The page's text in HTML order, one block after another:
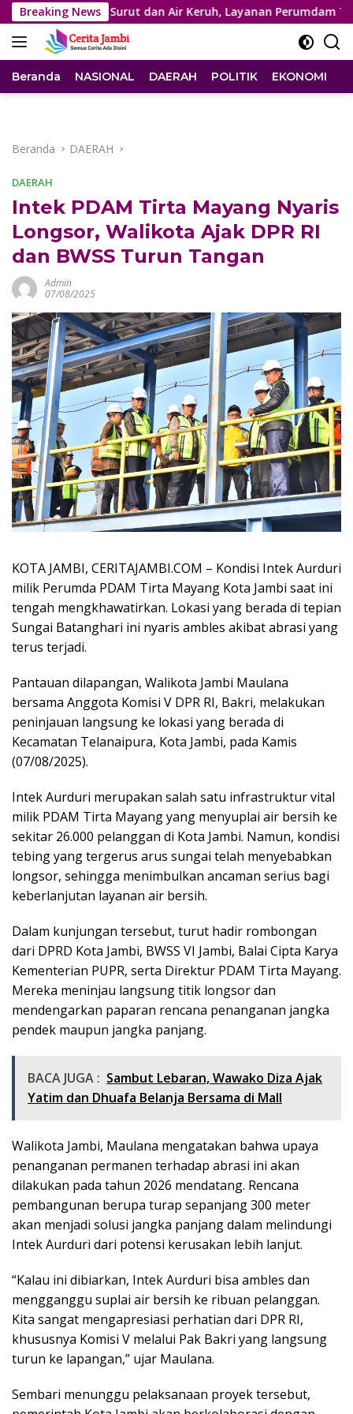
Langsung
ke
konten
Breaking News
Surut dan Air Keruh, Layanan Perumdam Tirta Mayang
Beranda NASIONAL DAERAH POLITIK EKONOMI
Beranda DAERAH
DAERAH
Intek PDAM Tirta Mayang Nyaris
Longsor, Walikota Ajak DPR RI
dan BWSS Turun Tangan
Admin
07/08/2025
KOTA JAMBI, CERITAJAMBI.COM – Kondisi Intek Aurduri
milik Perumda PDAM Tirta Mayang Kota Jambi saat ini
tengah mengkhawatirkan. Lokasi yang berada di tepian
Sungai Batanghari ini nyaris ambles akibat abrasi yang
terus terjadi.
Pantauan dilapangan, Walikota Jambi Maulana
bersama Anggota Komisi V DPR RI, Bakri, melakukan
peninjauan langsung ke lokasi yang berada di
Kecamatan Telanaipura, Kota Jambi, pada Kamis
(07/08/2025).
Intek Aurduri merupakan salah satu infrastruktur vital
milik PDAM Tirta Mayang yang menyuplai air bersih ke
sekitar 26.000 pelanggan di Kota Jambi. Namun, kondisi
tebing yang tergerus arus sungai telah menyebabkan
longsor, sehingga menimbulkan ancaman serius bagi
keberlanjutan layanan air bersih.
Dalam kunjungan tersebut, turut hadir rombongan
dari DPRD Kota Jambi, BWSS VI Jambi, Balai Cipta Karya
Kementerian PUPR, serta Direktur PDAM Tirta Mayang.
Mereka meninjau langsung titik longsor dan
mendengarkan paparan rencana penanganan jangka
pendek maupun jangka panjang.
BACA JUGA : Sambut Lebaran, Wawako Diza Ajak
Yatim dan Dhuafa Belanja Bersama di Mall
Walikota Jambi, Maulana mengatakan bahwa upaya
penanganan permanen terhadap abrasi ini akan
dilakukan pada tahun 2026 mendatang. Rencana
pembangunan berupa turap sepanjang 300 meter
akan menjadi solusi jangka panjang dalam melindungi
Intek Aurduri dari potensi kerusakan lebih lanjut.
“Kalau ini dibiarkan, Intek Aurduri bisa ambles dan
mengganggu suplai air bersih ke ribuan pelanggan.
Kita sangat mengapresiasi perhatian dari DPR RI,
khususnya Komisi V melalui Pak Bakri yang langsung
turun ke lapangan,” ujar Maulana.
Sembari menunggu pelaksanaan proyek tersebut,